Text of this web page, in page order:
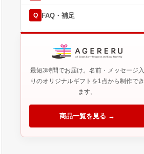
Q FAQ・補足
最短3時間でお届け。名前・メッセージ入
りのオリジナルギフトを1点から制作でき
ます。
商品一覧を見る →